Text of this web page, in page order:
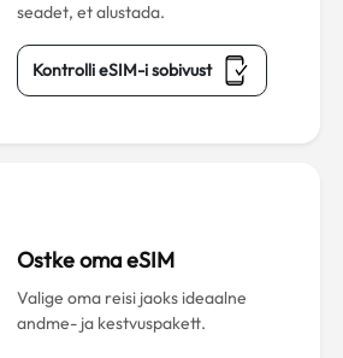
seadet, et alustada.
Kontrolli eSIM-i sobivust
Ostke oma eSIM
Valige oma reisi jaoks ideaalne
andme- ja kestvuspakett.